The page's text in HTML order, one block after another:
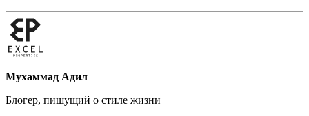
Мухаммад Адил
Блогер, пишущий о стиле жизни